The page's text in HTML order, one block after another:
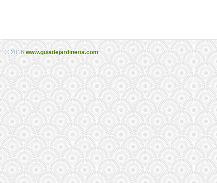
© 2016 www.guiadejardineria.com